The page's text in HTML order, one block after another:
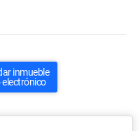
inmueble
electrónico